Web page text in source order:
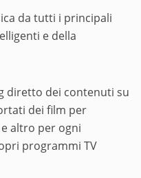
da tutti i principali
e della
diretto dei contenuti su
dei film per
altro per ogni
programmi TV